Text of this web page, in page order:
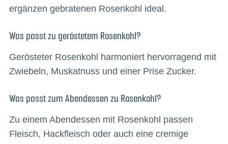
ergänzen gebratenen Rosenkohl ideal.
Was passt zu geröstetem Rosenkohl?
Gerösteter Rosenkohl harmoniert hervorragend mit
Zwiebeln, Muskatnuss und einer Prise Zucker.
Was passt zum Abendessen zu Rosenkohl?
Zu einem Abendessen mit Rosenkohl passen
Fleisch, Hackfleisch oder auch eine cremige